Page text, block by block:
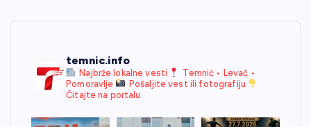
temnic.info
Najbrže lokalne vesti
Temnić • Levač •
Pomoravlje
Pošaljite vest ili fotografiju
Čitajte na portalu